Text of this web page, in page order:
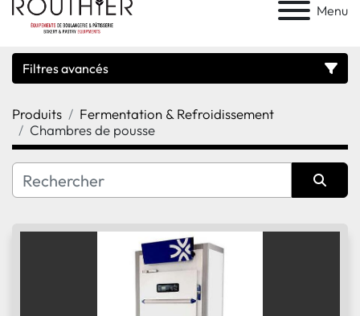
Menu
Filtres avancés
Catégorie
Fabricant
Condition
Produits
Fermentation & Refroidissement
Chambres de pousse